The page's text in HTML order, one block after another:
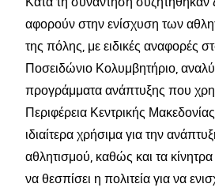
αφορούν στην ενίσχυση των
της πόλης, με ειδικές αναφορές
Ποσειδώνιο Κολυμβητήριο,
προγράμματα ανάπτυξης που
Περιφέρεια Κεντρικής
ιδιαίτερα χρήσιμα για την
αθλητισμού, καθώς και τα
να θεσπίσει η πολιτεία για να